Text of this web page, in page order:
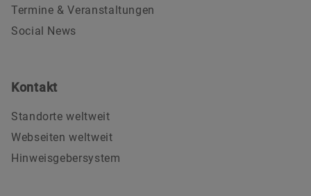
Termine & Veranstaltungen
Social News
Kontakt
Standorte weltweit
Webseiten weltweit
Hinweisgebersystem